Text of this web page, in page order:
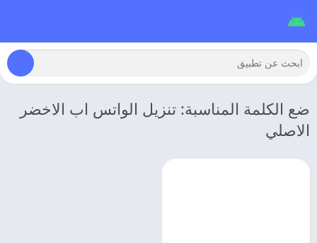
ضع الكلمة المناسبة: تنزيل الواتس اب الاخضر
الاصلي